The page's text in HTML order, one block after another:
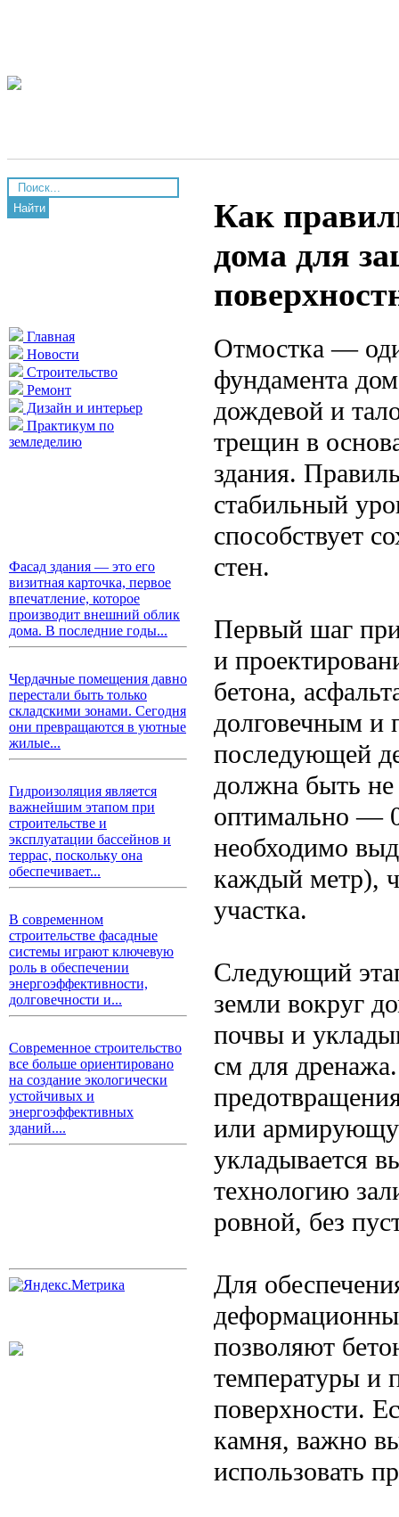
Найти
Главная
Новости
Строительство
Ремонт
Дизайн и интерьер
Практикум по
земледелию
Фасад здания — это его
визитная карточка, первое
впечатление, которое
производит внешний облик
дома. В последние годы...
Чердачные помещения давно
перестали быть только
складскими зонами. Сегодня
они превращаются в уютные
жилые...
Гидроизоляция является
важнейшим этапом при
строительстве и
эксплуатации бассейнов и
террас, поскольку она
обеспечивает...
В современном
строительстве фасадные
системы играют ключевую
роль в обеспечении
энергоэффективности,
долговечности и...
Современное строительство
все больше ориентировано
на создание экологически
устойчивых и
энергоэффективных
зданий....
Как
дома для
Отмостка —
фундамента
дождевой и
трещин в
здания.
стабильный
способствует
стен.
Первый шаг
и
бетона,
долговечным и
последующей
должна быть
оптимально —
необходимо
каждый метр),
участка.
Следующий
земли вокруг
почвы и
см для
или
укладывается
технологию
ровной, без
Для
позволяют
температуры и
поверхности.
камня, важно
использовать